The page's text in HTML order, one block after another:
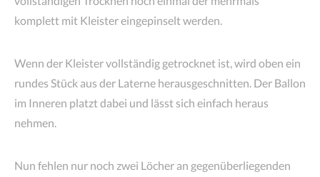
komplett mit Kleister eingepinselt werden.
Wenn der Kleister vollständig getrocknet ist, wird oben ein
rundes Stück aus der Laterne herausgeschnitten. Der Ballon
im Inneren platzt dabei und lässt sich einfach heraus
nehmen.
Nun fehlen nur noch zwei Löcher an gegenüberliegenden